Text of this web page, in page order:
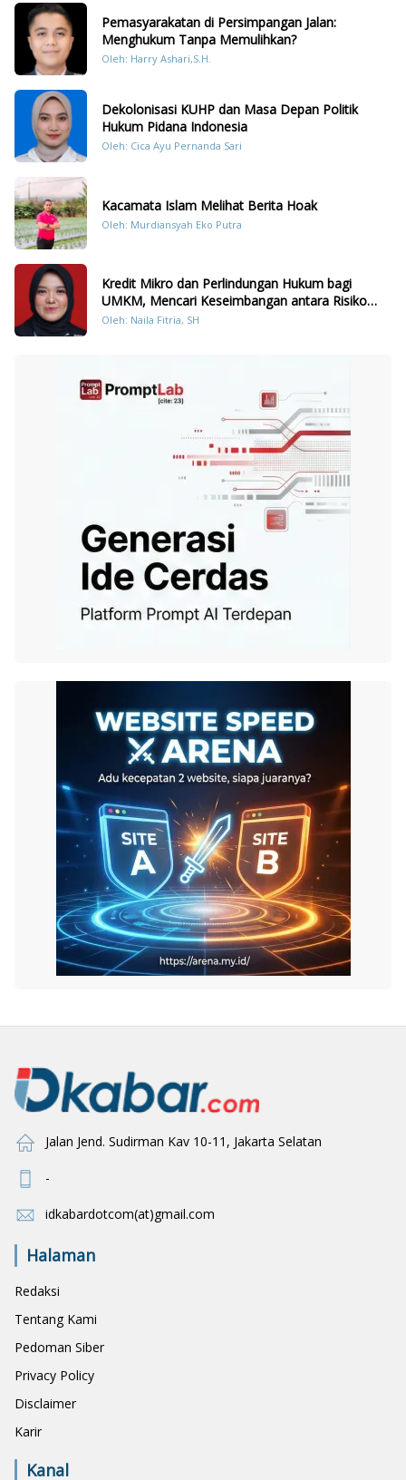
Pemasyarakatan di Persimpangan Jalan:
Menghukum Tanpa Memulihkan?
Oleh: Harry Ashari,S.H.
Dekolonisasi KUHP dan Masa Depan Politik
Hukum Pidana Indonesia
Oleh: Cica Ayu Pernanda Sari
Kacamata Islam Melihat Berita Hoak
Oleh: Murdiansyah Eko Putra
Kredit Mikro dan Perlindungan Hukum bagi
UMKM, Mencari Keseimbangan antara Risiko
dan Akses
Oleh: Naila Fitria, SH
Jalan Jend. Sudirman Kav 10-11, Jakarta Selatan
-
idkabardotcom(at)gmail.com
Halaman
Redaksi
Tentang Kami
Pedoman Siber
Privacy Policy
Disclaimer
Karir
Kanal